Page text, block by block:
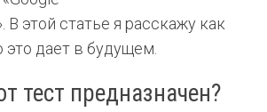
В этой статье я расскажу как
это дает в будущем.
тест предназначен?